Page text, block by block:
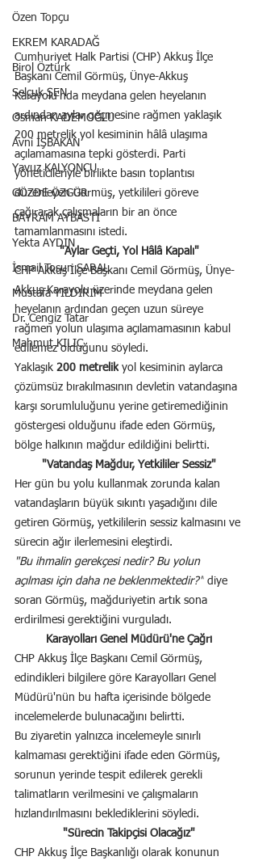
Özen Topçu
EKREM KARADAĞ
Birol Öztürk
Selçuk ŞEN
Osman KADEMOĞLU
Avni İŞBAKAN
Yavuz KALYONCU
GÖZDE ÖZGÜR
BAYRAM AYBASTI
Yekta AYDIN
İsmail Tosun SARAL
Mustafa YILDIRIM
Dr. Cengiz Tatar
Mahmut KILIÇ
Cumhuriyet Halk Partisi (CHP) Akkuş İlçe
Başkanı Cemil Görmüş, Ünye-Akkuş
Karayolu'nda meydana gelen heyelanın
ardından aylar geçmesine rağmen yaklaşık
200 metrelik yol kesiminin hâlâ ulaşıma
açılamamasına tepki gösterdi. Parti
yöneticileriyle birlikte basın toplantısı
düzenleyen Görmüş, yetkilileri göreve
çağırarak çalışmaların bir an önce
tamamlanmasını istedi.
"Aylar Geçti, Yol Hâlâ Kapalı"
CHP Akkuş İlçe Başkanı Cemil Görmüş, Ünye-
Akkuş Karayolu üzerinde meydana gelen
heyelanın ardından geçen uzun süreye
rağmen yolun ulaşıma açılamamasının kabul
edilemez olduğunu söyledi.
Yaklaşık 200 metrelik yol kesiminin aylarca
çözümsüz bırakılmasının devletin vatandaşına
karşı sorumluluğunu yerine getiremediğinin
göstergesi olduğunu ifade eden Görmüş,
bölge halkının mağdur edildiğini belirtti.
"Vatandaş Mağdur, Yetkililer Sessiz"
Her gün bu yolu kullanmak zorunda kalan
vatandaşların büyük sıkıntı yaşadığını dile
getiren Görmüş, yetkililerin sessiz kalmasını ve
sürecin ağır ilerlemesini eleştirdi.
"Bu ihmalin gerekçesi nedir? Bu yolun
açılması için daha ne beklenmektedir?" diye
soran Görmüş, mağduriyetin artık sona
erdirilmesi gerektiğini vurguladı.
Karayolları Genel Müdürü'ne Çağrı
CHP Akkuş İlçe Başkanı Cemil Görmüş,
edindikleri bilgilere göre Karayolları Genel
Müdürü'nün bu hafta içerisinde bölgede
incelemelerde bulunacağını belirtti.
Bu ziyaretin yalnızca incelemeyle sınırlı
kalmaması gerektiğini ifade eden Görmüş,
sorunun yerinde tespit edilerek gerekli
talimatların verilmesini ve çalışmaların
hızlandırılmasını beklediklerini söyledi.
"Sürecin Takipçisi Olacağız"
CHP Akkuş İlçe Başkanlığı olarak konunun